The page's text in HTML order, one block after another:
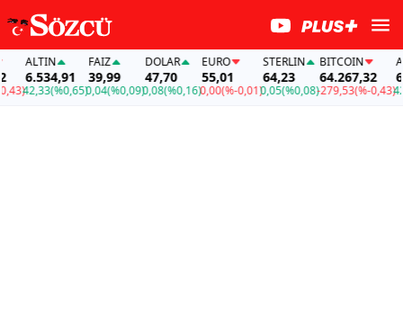
(%0,65)
FAİZ
39,99
0,04(%0,09)
DOLAR
47,70
0,08(%0,16)
EURO
55,01
0,00(%-0,01)
STERLIN
64,23
0,05(%0,08)
BITCOIN
64.267,32
-279,53(%-0,43)
ALTIN
42,33